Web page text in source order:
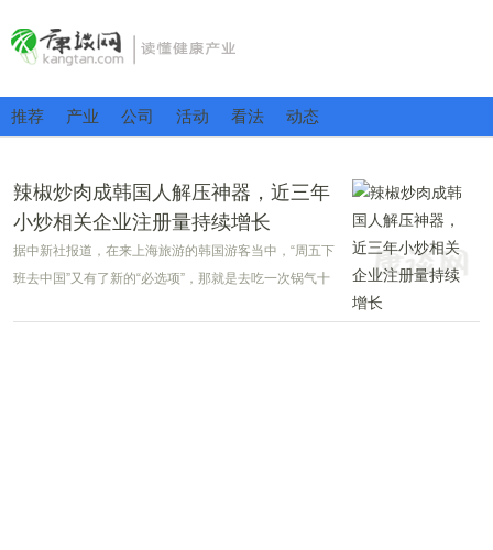
推荐 产业 公司 活动 看法 动态
辣椒炒肉成韩国人解压神器，近三年
小炒相关企业注册量持续增长
据中新社报道，在来上海旅游的韩国游客当中，“周五下
班去中国”又有了新的“必选项”，那就是去吃一次锅气十